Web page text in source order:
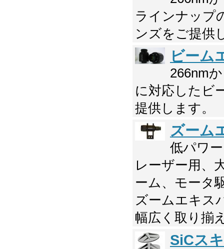
ラインナップ
ンズをご提供
ビーム
266nm
に対応したビ
提供します。
ズーム
低パワ
レーザー用、
ーム、モータ
ズームエキス
幅広く取り揃
SiCス